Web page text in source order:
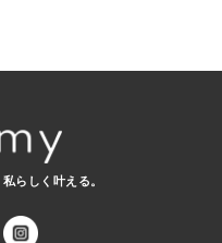
私らしく叶える。